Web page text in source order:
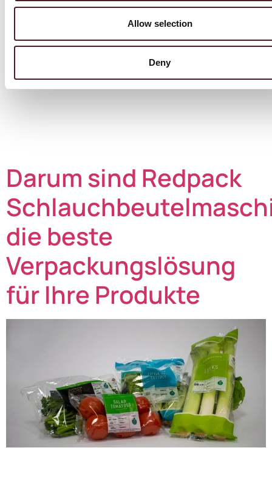
Allow selection
Deny
2021 traf sich unser leitender Direktor Gary Howard
Magazine. Erschienen ist das Interview im Oktober 2021
Darum sind Redpack
die beste
Verpackungslösung
für Ihre Produkte